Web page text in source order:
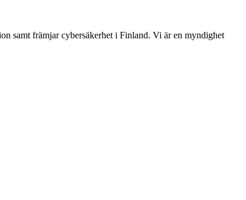
samt främjar cybersäkerhet i Finland. Vi är en myndighet